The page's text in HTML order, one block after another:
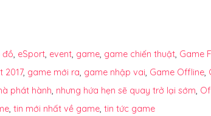
đồ, eSport, event, game, game chiến thuật, Game
2017, game mới ra, game nhập vai, Game Offline,
phát hành, nhưng hứa hẹn sẽ quay trở lại sớm,
, tin mới nhất về game, tin tức game